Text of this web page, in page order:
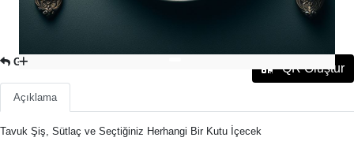
GEL-AL MENÜ VE LITRELIK İÇECEKLER QR Oluştur
Açıklama
Tavuk Şiş, Sütlaç ve Seçtiğiniz Herhangi Bir Kutu İçecek